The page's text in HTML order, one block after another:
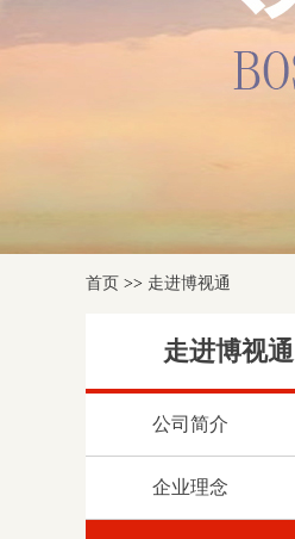
首页 >> 走进博视通
走进博视通
公司简介
企业理念